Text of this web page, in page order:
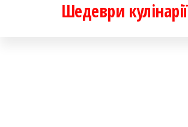
Шедеври кулінарії